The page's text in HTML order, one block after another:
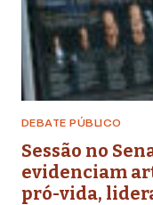
DEBATE PÚBLICO
Sessão no
evidenciam
pró-vida,